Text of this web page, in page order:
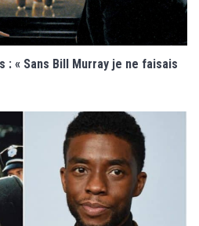
: « Sans Bill Murray je ne faisais